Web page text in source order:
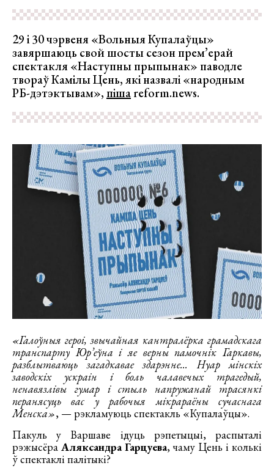
29 і 30 чэрвеня «Вольныя Купалаўцы»
завяршаюць свой шосты сезон прем’ерай
спектакля «Наступны прыпынак» паводле
твораў Камілы Цень, які назвалі «народным
РБ-дэтэктывам», пішаreform.news.
«Галоўныя героі, звычайная кантралёрка грамадскага
транспарту Юр’еўна і яе верны памочнік Гаркавы,
разблытваюць загадкавае здарэнне... Нуар мінскіх
заводскіх ускраін і боль чалавечых трагедый,
ненавязлівы гумар і стыль напружанай трасянкі
перанясуць вас у рабочыя мікрараёны сучаснага
Менска», — рэкламуюць спектакль «Купалаўцы».
Пакуль у Варшаве ідуць рэпетыцыі, распыталі
рэжысёра Аляксандра Гарцуева, чаму Цень і колькі
ў спектаклі палітыкі?